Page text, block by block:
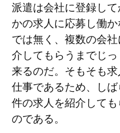
派遣は会社に登録し
かの求人に応募し働
では無く、複数の会
介してもらうまでじ
来るのだ。そもそも
仕事であるため、し
件の求人を紹介して
のである。